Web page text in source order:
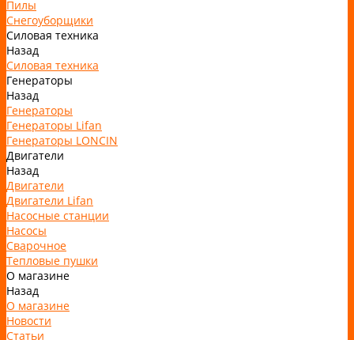
Пилы
Снегоуборщики
Силовая техника
Назад
Силовая техника
Генераторы
Назад
Генераторы
Генераторы Lifan
Генераторы LONCIN
Двигатели
Назад
Двигатели
Двигатели Lifan
Насосные станции
Насосы
Сварочное
Тепловые пушки
О магазине
Назад
О магазине
Новости
Статьи